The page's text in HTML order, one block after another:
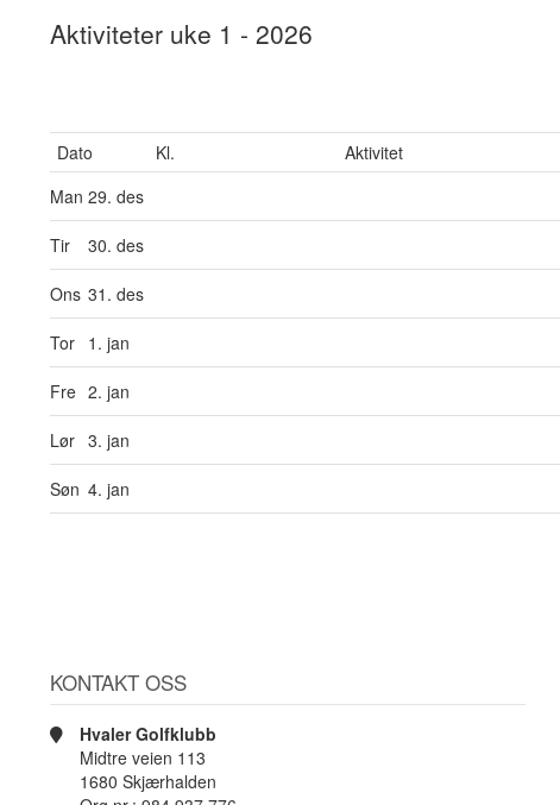
Aktiviteter uke 1 - 2026
Dato Kl. Aktivitet
Man 29. des
Tir 30. des
Ons 31. des
Tor 1. jan
Fre 2. jan
Lør 3. jan
Søn 4. jan
KONTAKT OSS
Hvaler Golfklubb
Midtre veien 113
1680 Skjærhalden